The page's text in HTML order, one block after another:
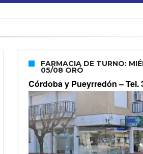
FARMACIA DE TURNO:
05/08 ORÓ
Córdoba y Pueyrredón –Tel.